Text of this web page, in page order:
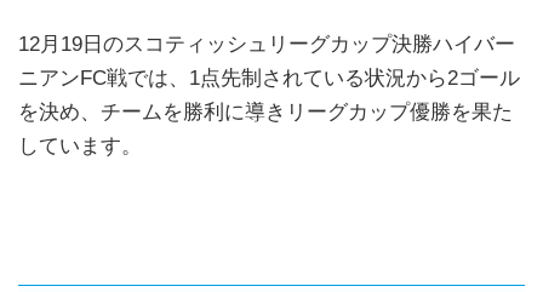
12月19日のスコティッシュリーグカップ決勝ハイバー
ニアンFC戦では、1点先制されている状況から2ゴール
を決め、チームを勝利に導きリーグカップ優勝を果た
しています。